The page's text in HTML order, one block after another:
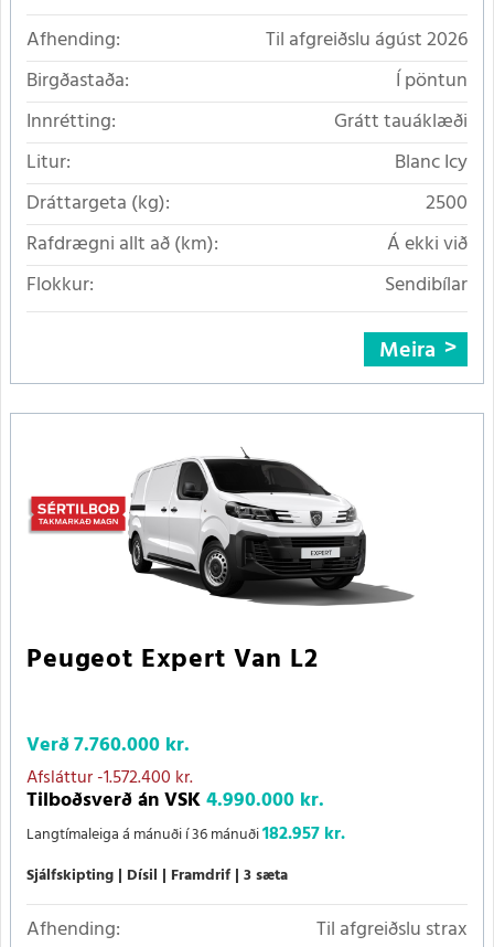
Afhending:
Til afgreiðslu ágúst 2026
Birgðastaða:
Í pöntun
Innrétting:
Grátt tauáklæði
Litur:
Blanc Icy
Dráttargeta (kg):
2500
Rafdrægni allt að (km):
Á ekki við
Flokkur:
Sendibílar
Meira
Peugeot Expert Van L2
Verð7.760.000 kr.
Afsláttur-1.572.400 kr.
Tilboðsverð án VSK4.990.000 kr.
Langtímaleiga á mánuði í 36 mánuði182.957 kr.
Sjálfskipting Dísil Framdrif 3 sæta
Afhending:
Til afgreiðslu strax